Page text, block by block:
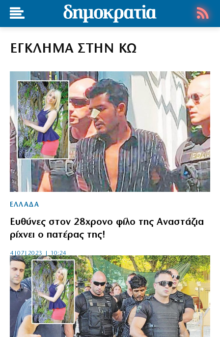
ΕΓΚΛΗΜΑ ΣΤΗΝ ΚΩ
ΕΛΛΑΔΑ
Ευθύνες στον 28χρονο φίλο της Αναστάζια
ρίχνει ο πατέρας της!
4|07|2023 | 10:24